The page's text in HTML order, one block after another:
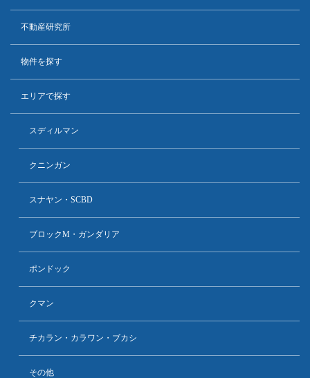
不動産研究所
物件を探す
エリアで探す
スディルマン
クニンガン
スナヤン・SCBD
ブロックM・ガンダリア
ポンドック
クマン
チカラン・カラワン・ブカシ
その他